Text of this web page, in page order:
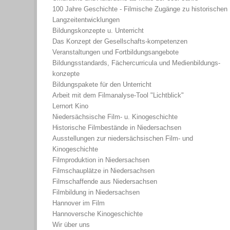
100 Jahre Geschichte - Filmische Zugänge zu historischen
Langzeitentwicklungen
Bildungskonzepte u. Unterricht
Das Konzept der Gesellschafts-kompetenzen
Veranstaltungen und Fortbildungsangebote
Bildungsstandards, Fächercurricula und Medienbildungs-
konzepte
Bildungspakete für den Unterricht
Arbeit mit dem Filmanalyse-Tool "Lichtblick"
Lernort Kino
Niedersächsische Film- u. Kinogeschichte
Historische Filmbestände in Niedersachsen
Ausstellungen zur niedersächsischen Film- und
Kinogeschichte
Filmproduktion in Niedersachsen
Filmschauplätze in Niedersachsen
Filmschaffende aus Niedersachsen
Filmbildung in Niedersachsen
Hannover im Film
Hannoversche Kinogeschichte
Wir über uns